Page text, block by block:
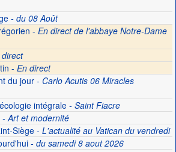
- du 08 Août
- En direct de l'abbaye Notre-Dame
- En direct
du jour- Carlo Acutis 06 Miracles
intégrale- Saint Fiacre
- Art et modernité
Siège- L'actualité au Vatican du vendredi
- du samedi 8 aout 2026